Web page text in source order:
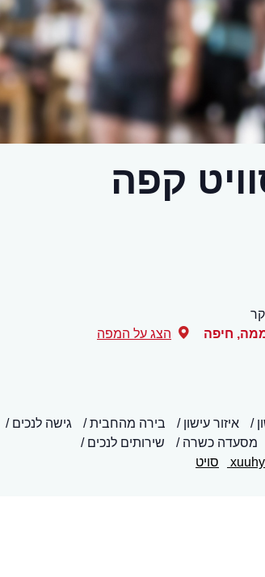
קפה
, חיפה הצג על המפה
איזור עישון בירה מהחבית גישה לנכים
מסעדה כשרה
שירותים לנכים
סויט